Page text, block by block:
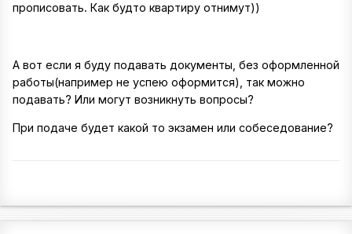
прописовать. Как будто квартиру отнимут))
А вот если я буду подавать документы, без оформленной
работы(например не успею оформится), так можно
подавать? Или могут возникнуть вопросы?
При подаче будет какой то экзамен или собеседование?